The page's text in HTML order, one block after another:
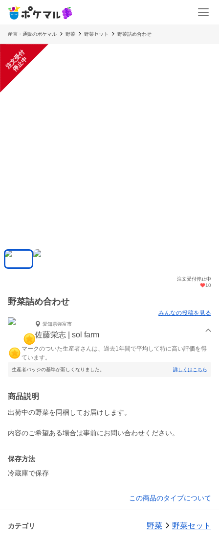
産直・通販のポケマル 野菜 野菜セット 野菜詰め合わせ
注
文
受
付
停
止
中
注文受付停止中
10
野菜詰め合わせ
みんなの投稿を見る
愛知県弥富市
佐藤栄志 | sol farm
マークのついた生産者さんは、過去1年間で平均して特に高い評価を得
ています。
生産者バッジの基準が新しくなりました。 詳しくはこちら
商品説明
出荷中の野菜を同梱してお届けします。
内容のご希望ある場合は事前にお問い合わせください。
保存方法
冷蔵庫で保存
この商品のタイプについて
カテゴリ 野菜 野菜セット